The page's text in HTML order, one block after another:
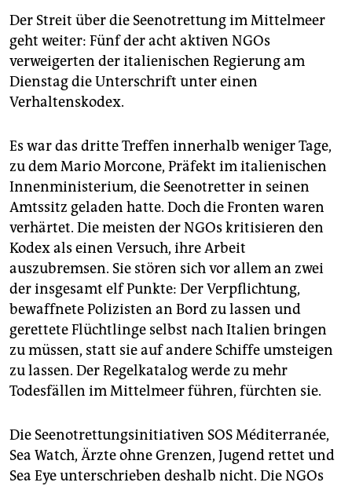
genossenschaft
epaper login
Der Streit über die Seenotrettung im Mittelmeer
geht weiter: Fünf der acht aktiven NGOs
verweigerten der italienischen Regierung am
Dienstag die Unterschrift unter einen
Verhaltenskodex.
Es war das dritte Treffen innerhalb weniger Tage,
zu dem Mario Morcone, Präfekt im italienischen
Innenministerium, die Seenotretter in seinen
Amtssitz geladen hatte. Doch die Fronten waren
verhärtet. Die meisten der NGOs kritisieren den
Kodex als einen Versuch, ihre Arbeit
auszubremsen. Sie stören sich vor allem an zwei
der insgesamt elf Punkte: Der Verpflichtung,
bewaffnete Polizisten an Bord zu lassen und
gerettete Flüchtlinge selbst nach Italien bringen
zu müssen, statt sie auf andere Schiffe umsteigen
zu lassen. Der Regelkatalog werde zu mehr
Todesfällen im Mittelmeer führen, fürchten sie.
Die Seenotrettungsinitiativen SOS Méditerranée,
Sea Watch, Ärzte ohne Grenzen, Jugend rettet und
Sea Eye unterschrieben deshalb nicht. Die NGOs